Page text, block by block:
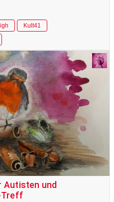
Kult41
und
Treff